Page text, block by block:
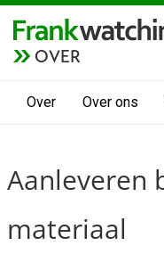
OVER
Over Over ons
Aanleveren
materiaal